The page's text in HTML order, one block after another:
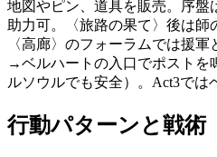
地図やピン、道具を販売。序盤
助力可。〈旅路の果て〉後は師
〈高廊〉のフォーラムでは援
→ベルハートの入口でポストを
ルソウルでも安全）。Act3では
行動パターンと戦術